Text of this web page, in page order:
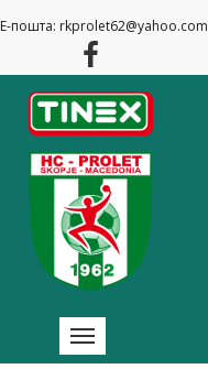
Е-пошта: rkprolet62@yahoo.com